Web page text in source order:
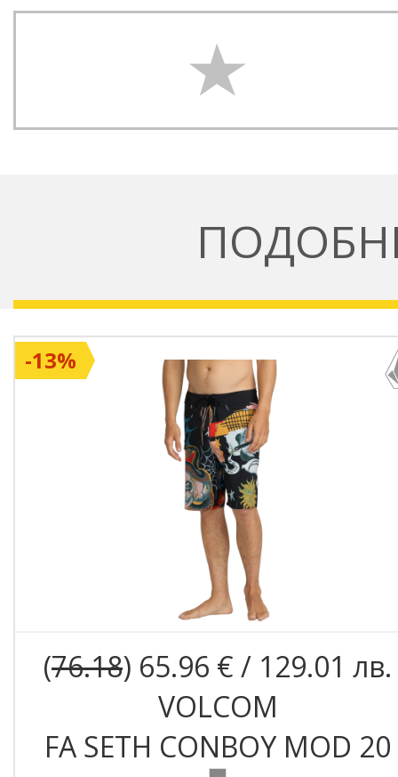
(76.18) 65.96 € / 129.01 лв.
VOLCOM
FA SETH CONBOY MOD 20
-13%